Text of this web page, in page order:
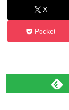
X
Pocket